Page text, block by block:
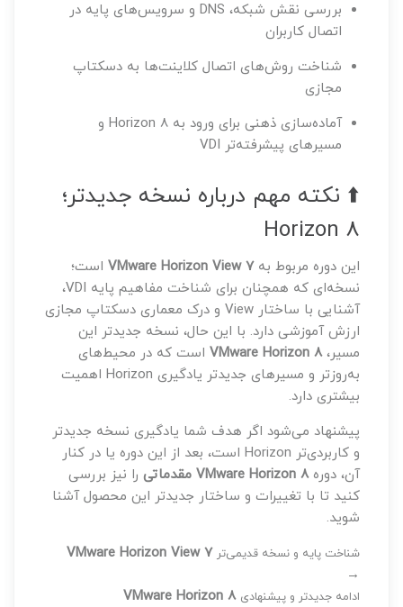
بررسی نقش شبکه، DNS و سرویس‌های پایه در
اتصال کاربران
شناخت روش‌های اتصال کلاینت‌ها به دسکتاپ
مجازی
آماده‌سازی ذهنی برای ورود به Horizon 8 و
مسیرهای پیشرفته‌تر VDI
⬆️ نکته مهم درباره نسخه جدیدتر؛
Horizon 8
این دوره مربوط بهVMware Horizon View 7است؛
نسخه‌ای که همچنان برای شناخت مفاهیم پایه VDI،
آشنایی با ساختار View و درک معماری دسکتاپ مجازی
ارزش آموزشی دارد. با این حال، نسخه جدیدتر این
مسیر،VMware Horizon 8است که در محیط‌های
به‌روزتر و مسیرهای جدیدتر یادگیری Horizon اهمیت
بیشتری دارد.
پیشنهاد می‌شود اگر هدف شما یادگیری نسخه جدیدتر
و کاربردی‌تر Horizon است، بعد از این دوره یا در کنار
آن، دورهVMware Horizon 8 مقدماتی
را نیز بررسی
کنید تا با تغییرات و ساختار جدیدتر این محصول آشنا
شوید.
شناخت پایه و نسخه قدیمی‌تر VMware Horizon View 7
→
ادامه جدیدتر و پیشنهادی VMware Horizon 8